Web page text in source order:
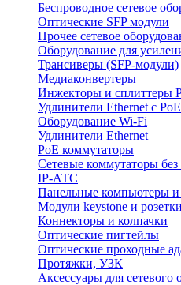
Беспроводное сетевое
Оптические SFP модули
Прочее сетевое
Оборудование для
Трансиверы (SFP-модули)
Медиаконвертеры
Инжекторы и сплиттеры
Удлинители Ethernet с PoE
Оборудование Wi-Fi
Удлинители Ethernet
PoE коммутаторы
Сетевые коммутаторы без
IP-АТС
Панельные компьютеры
Модули keystone и розетки
Коннекторы и колпачки
Оптические пигтейлы
Оптические проходные
Протяжки, УЗК
Аксессуары для сетевого